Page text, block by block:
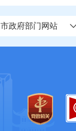
市政府部门网站